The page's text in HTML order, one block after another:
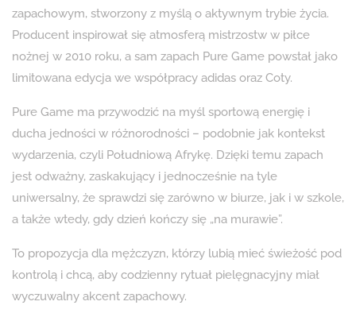
zapachowym, stworzony z myślą o aktywnym trybie życia.
Producent inspirował się atmosferą mistrzostw w piłce
nożnej w 2010 roku, a sam zapach Pure Game powstał jako
limitowana edycja we współpracy adidas oraz Coty.
Pure Game ma przywodzić na myśl sportową energię i
ducha jedności w różnorodności – podobnie jak kontekst
wydarzenia, czyli Południową Afrykę. Dzięki temu zapach
jest odważny, zaskakujący i jednocześnie na tyle
uniwersalny, że sprawdzi się zarówno w biurze, jak i w szkole,
a także wtedy, gdy dzień kończy się „na murawie”.
To propozycja dla mężczyzn, którzy lubią mieć świeżość pod
kontrolą i chcą, aby codzienny rytuał pielęgnacyjny miał
wyczuwalny akcent zapachowy.